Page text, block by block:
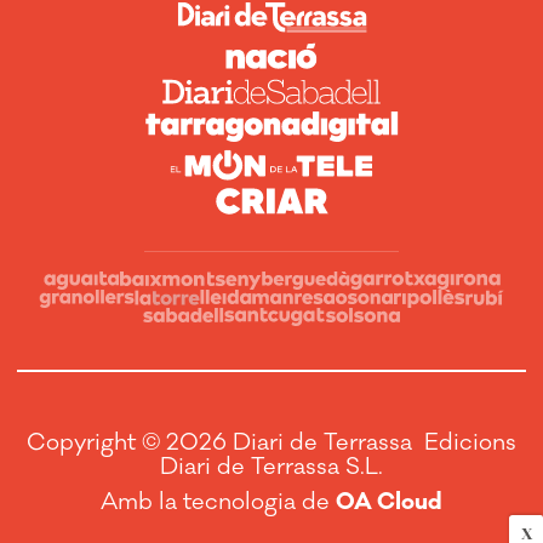
X
Copyright © 2026 Diari de Terrassa Edicions
Diari de Terrassa S.L.
Amb la tecnologia de OA Cloud